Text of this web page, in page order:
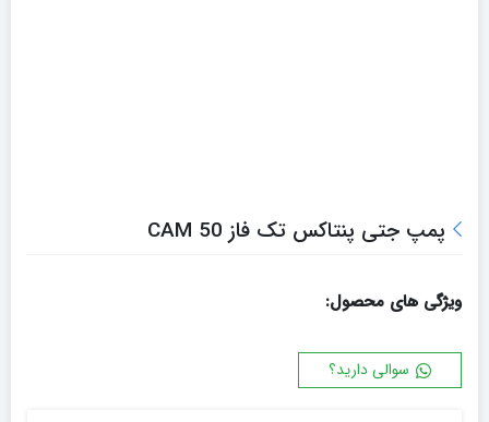
پمپ جتی پنتاکس تک فاز CAM 50
ویژگی های محصول:
سوالی دارید؟